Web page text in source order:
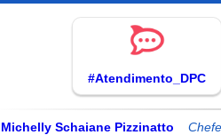
#Atendimento_DPC
Michelly Schaiane Pizzinatto